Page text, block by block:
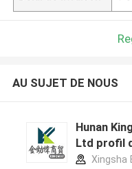
AU SUJET DE NOUS
Hunan
Ltd profil
Xingsha